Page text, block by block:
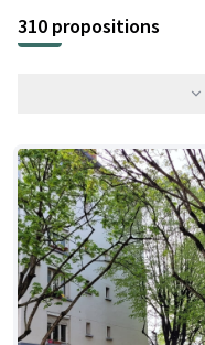
310 propositions